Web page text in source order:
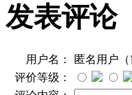
发表评论
用户名：
匿名用户（
评价等级：